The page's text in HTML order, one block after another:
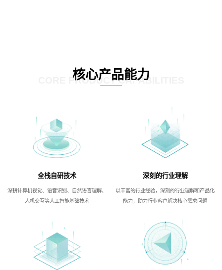
核心产品能力
CORE PRODUCT CAPABILITIES
全栈自研技术
深耕计算机视觉、语音识别、自然语言理解、
人机交互等人工智能基础技术
深刻的行业理解
以丰富的行业经验，深刻的行业理解和产品化
能力，助力行业客户解决核心需求问题